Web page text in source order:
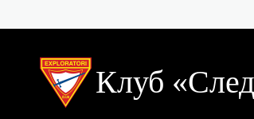
Клуб